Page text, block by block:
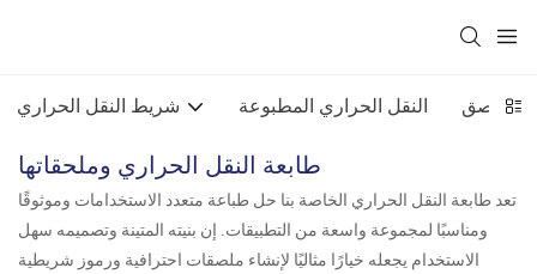
شريط النقل الحراري النقل الحراري المطبوعة اللصق
طابعة النقل الحراري وملحقاتها
تعد طابعة النقل الحراري الخاصة بنا حل طباعة متعدد الاستخدامات وموثوقًا
ومناسبًا لمجموعة واسعة من التطبيقات. إن بنيته المتينة وتصميمه سهل
الاستخدام يجعله خيارًا مثاليًا لإنشاء ملصقات احترافية ورموز شريطية